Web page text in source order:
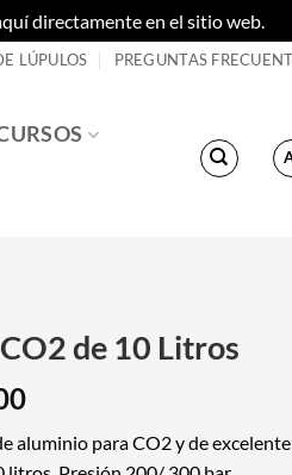
directamente en el sitio web.
LÚPULOS PREGUNTAS
de 10 Litros
aluminio para CO2 y de